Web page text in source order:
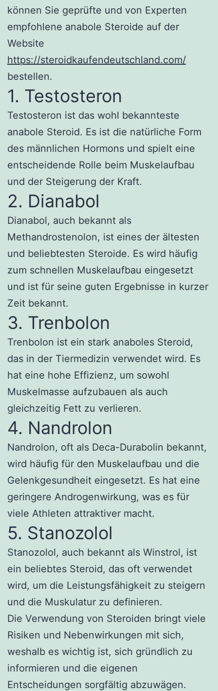
können Sie geprüfte und von Experten
empfohlene anabole Steroide auf der
Website
https://steroidkaufendeutschland.com/
bestellen.
1. Testosteron
Testosteron ist das wohl bekannteste
anabole Steroid. Es ist die natürliche Form
des männlichen Hormons und spielt eine
entscheidende Rolle beim Muskelaufbau
und der Steigerung der Kraft.
2. Dianabol
Dianabol, auch bekannt als
Methandrostenolon, ist eines der ältesten
und beliebtesten Steroide. Es wird häufig
zum schnellen Muskelaufbau eingesetzt
und ist für seine guten Ergebnisse in kurzer
Zeit bekannt.
3. Trenbolon
Trenbolon ist ein stark anaboles Steroid,
das in der Tiermedizin verwendet wird. Es
hat eine hohe Effizienz, um sowohl
Muskelmasse aufzubauen als auch
gleichzeitig Fett zu verlieren.
4. Nandrolon
Nandrolon, oft als Deca-Durabolin bekannt,
wird häufig für den Muskelaufbau und die
Gelenkgesundheit eingesetzt. Es hat eine
geringere Androgenwirkung, was es für
viele Athleten attraktiver macht.
5. Stanozolol
Stanozolol, auch bekannt als Winstrol, ist
ein beliebtes Steroid, das oft verwendet
wird, um die Leistungsfähigkeit zu steigern
und die Muskulatur zu definieren.
Die Verwendung von Steroiden bringt viele
Risiken und Nebenwirkungen mit sich,
weshalb es wichtig ist, sich gründlich zu
informieren und die eigenen
Entscheidungen sorgfältig abzuwägen.